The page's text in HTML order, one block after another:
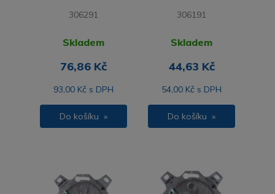
306291
Skladem
76,86 Kč
93,00 Kč s DPH
Do košíku »
306191
Skladem
44,63 Kč
54,00 Kč s DPH
Do košíku »